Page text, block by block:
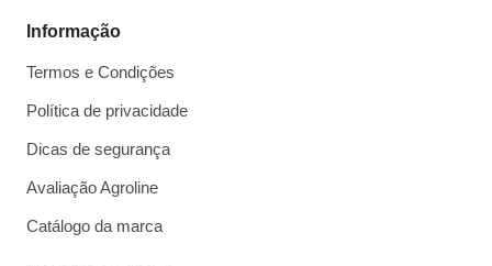
Informação
Termos e Condições
Política de privacidade
Dicas de segurança
Avaliação Agroline
Catálogo da marca